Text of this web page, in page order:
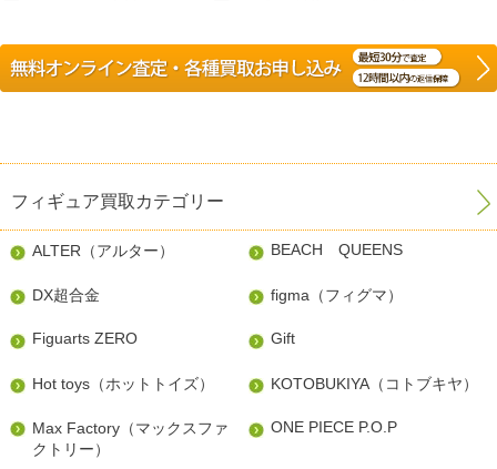
フィギュア買取カテゴリー
ALTER（アルター） BEACH QUEENS
DX超合金 figma（フィグマ）
Figuarts ZERO Gift
Hot toys（ホットトイズ） KOTOBUKIYA（コトブキヤ）
Max Factory（マックスファ
クトリー）
ONE PIECE P.O.P